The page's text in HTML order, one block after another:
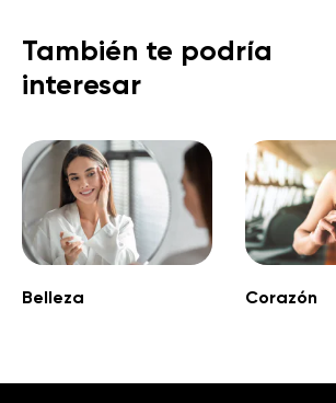
También te podría
interesar
Belleza Corazón